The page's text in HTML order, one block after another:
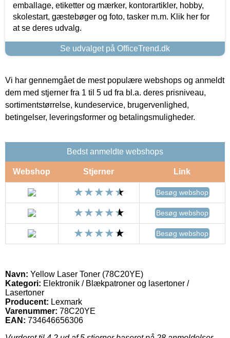
emballage, etiketter og mærker, kontorartikler, hobby,
skolestart, gæstebøger og foto, tasker m.m. Klik her for
at se deres udvalg.
Se udvalget på OfficeTrend.dk
Vi har gennemgået de mest populære webshops og anmeldt
dem med stjerner fra 1 til 5 ud fra bl.a. deres prisniveau,
sortimentstørrelse, kundeservice, brugervenlighed,
betingelser, leveringsformer og betalingsmuligheder.
Bedst anmeldte webshops
Webshop Stjerner Link
Besøg webshop
Besøg webshop
Besøg webshop
Navn: Yellow Laser Toner (78C20YE)
Kategori: Elektronik / Blækpatroner og lasertoner /
Lasertoner
Producent: Lexmark
Varenummer: 78C20YE
EAN: 734646656306